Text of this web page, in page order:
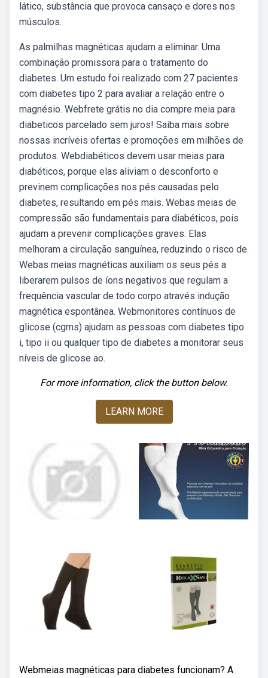
lático, substância que provoca cansaço e dores nos
músculos.
As palmilhas magnéticas ajudam a eliminar. Uma
combinação promissora para o tratamento do
diabetes. Um estudo foi realizado com 27 pacientes
com diabetes tipo 2 para avaliar a relação entre o
magnésio. Webfrete grátis no dia compre meia para
diabeticos parcelado sem juros! Saiba mais sobre
nossas incríveis ofertas e promoções em milhões de
produtos. Webdiabéticos devem usar meias para
diabéticos, porque elas aliviam o desconforto e
previnem complicações nos pés causadas pelo
diabetes, resultando em pés mais. Webas meias de
compressão são fundamentais para diabéticos, pois
ajudam a prevenir complicações graves. Elas
melhoram a circulação sanguínea, reduzindo o risco de.
Webas meias magnéticas auxiliam os seus pés a
liberarem pulsos de íons negativos que regulam a
frequência vascular de todo corpo através indução
magnética espontânea. Webmonitores contínuos de
glicose (cgms) ajudam as pessoas com diabetes tipo
i, tipo ii ou qualquer tipo de diabetes a monitorar seus
níveis de glicose ao.
For more information, click the button below.
LEARN MORE
Webmeias magnéticas para diabetes funcionam? A